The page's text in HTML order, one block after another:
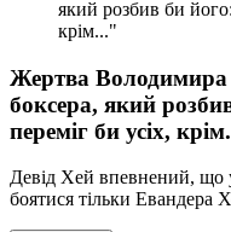
який розбив би
крім..."
Жертва Володимира
боксера, який
переміг би усіх,
Девід Хей впевнений, що
боятися тільки Евандера